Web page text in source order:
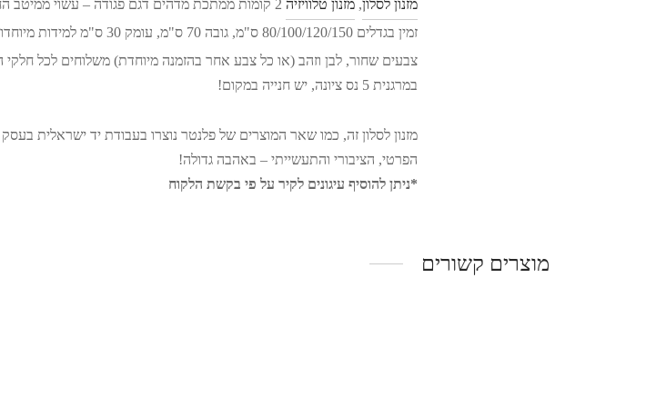
מזנון לסלון, מזנון טלוויזיה
2 קומות ממתכת מדהים דגם פגודה – עשוי ממיטב
זמין בגדלים 80/100/120/150 ס"מ, גובה 70 ס"מ, עומק 30 ס"מ למידות מיוחדות והתאמה אישית ניתן ליצור קשר בווצפ
צבעים שחור, לבן וזהב (או כל צבע אחר בהזמנה מיוחדת) משלוחים לכל
במרגנית 5 נס ציונה, יש חנייה במקום!
הפרטי, הציבורי והתעשייתי – באהבה גדולה!
*ניתן להוסיף עיגונים לקיר על פי בקשת הלקוח
מוצרים קשורים